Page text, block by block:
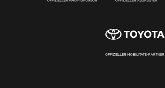
OFFIZIELLER MOBILITÄTS-PARTNER